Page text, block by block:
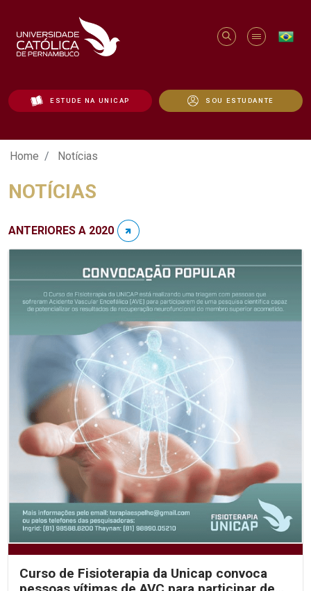
ESTUDE NA UNICAP SOU ESTUDANTE
Notícias - Unicap
Home Notícias
NOTÍCIAS
ANTERIORES A 2020
Curso de Fisioterapia da Unicap convoca